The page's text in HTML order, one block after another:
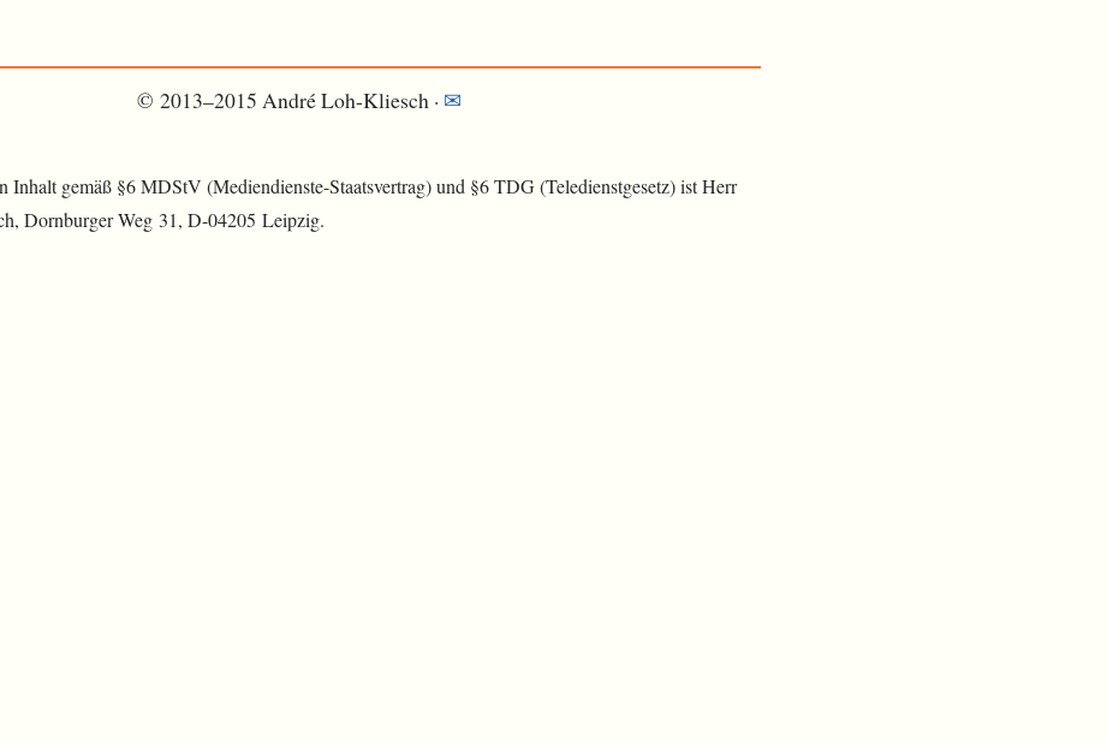
© 2013–2015 André Loh-Kliesch · ✉
Inhalt gemäß §6 MDStV (Mediendienste-Staatsvertrag) und §6 TDG (Teledienstgesetz) ist Herr
Dornburger Weg 31, D-04205 Leipzig.